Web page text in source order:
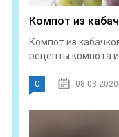
Компот из
Компот из
рецепты компота
0 08.03.2020